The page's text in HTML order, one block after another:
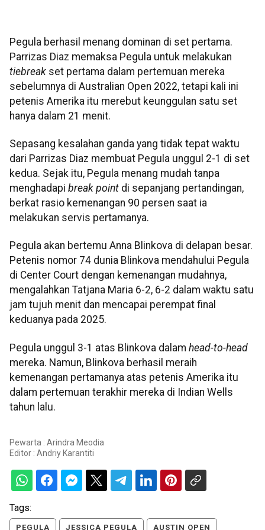
Pegula berhasil menang dominan di set pertama.
Parrizas Diaz memaksa Pegula untuk melakukan
tiebreak set pertama dalam pertemuan mereka
sebelumnya di Australian Open 2022, tetapi kali ini
petenis Amerika itu merebut keunggulan satu set
hanya dalam 21 menit.
Sepasang kesalahan ganda yang tidak tepat waktu
dari Parrizas Diaz membuat Pegula unggul 2-1 di set
kedua. Sejak itu, Pegula menang mudah tanpa
menghadapi break point di sepanjang pertandingan,
berkat rasio kemenangan 90 persen saat ia
melakukan servis pertamanya.
Pegula akan bertemu Anna Blinkova di delapan besar.
Petenis nomor 74 dunia Blinkova mendahului Pegula
di Center Court dengan kemenangan mudahnya,
mengalahkan Tatjana Maria 6-2, 6-2 dalam waktu satu
jam tujuh menit dan mencapai perempat final
keduanya pada 2025.
Pegula unggul 3-1 atas Blinkova dalam head-to-head
mereka. Namun, Blinkova berhasil meraih
kemenangan pertamanya atas petenis Amerika itu
dalam pertemuan terakhir mereka di Indian Wells
tahun lalu.
Pewarta : Arindra Meodia
Editor : Andriy Karantiti
Tags:
PEGULA JESSICA PEGULA AUSTIN OPEN